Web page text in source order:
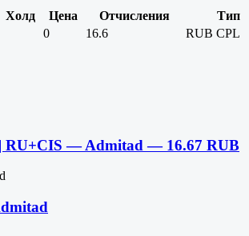
Холд Цена Отчисления
Тип
0 16.6 RUB CPL
RU+CIS — Admitad — 16.67 RUB